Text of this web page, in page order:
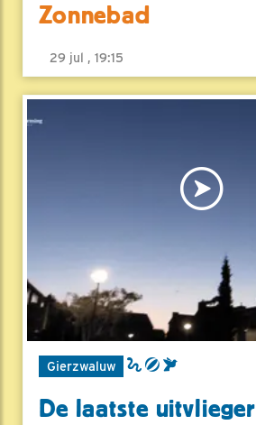
Zonnebad
29 jul , 19:15
Gierzwaluw
De laatste uitvlieger